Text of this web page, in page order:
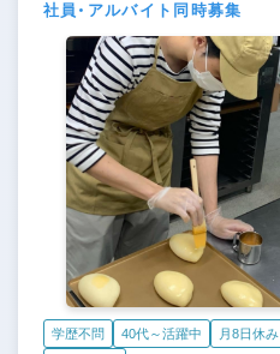
社員・アルバイト同時募集
学歴不問 40代～活躍中 月8日休み